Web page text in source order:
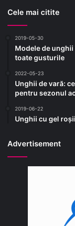
Cele mai citite
2019-05-30
Modele de
toate gusturile
2022-05-23
Unghii de vară:
pentru sezonul
2019-06-22
Unghii cu gel
Advertisement